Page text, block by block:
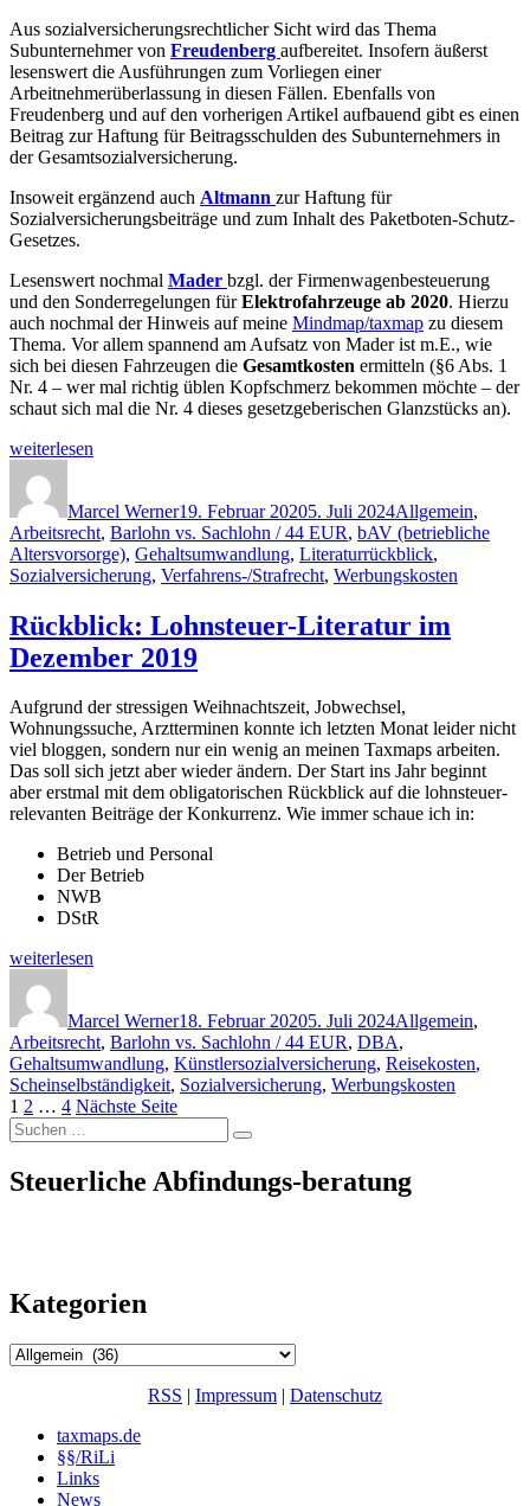
Aus sozialversicherungsrechtlicher Sicht wird das Thema
Subunternehmer von Freudenberg aufbereitet. Insofern äußerst
lesenswert die Ausführungen zum Vorliegen einer
Arbeitnehmerüberlassung in diesen Fällen. Ebenfalls von
Freudenberg und auf den vorherigen Artikel aufbauend gibt es einen
Beitrag zur Haftung für Beitragsschulden des Subunternehmers in
der Gesamtsozialversicherung.
Insoweit ergänzend auch Altmann zur Haftung für
Sozialversicherungsbeiträge und zum Inhalt des Paketboten-Schutz-
Gesetzes.
Lesenswert nochmal Mader bzgl. der Firmenwagenbesteuerung
und den Sonderregelungen fürElektrofahrzeuge ab 2020. Hierzu
auch nochmal der Hinweis auf meine Mindmap/taxmap zu diesem
Thema. Vor allem spannend am Aufsatz von Mader ist m.E., wie
sich bei diesen Fahrzeugen die Gesamtkosten ermitteln (§6 Abs. 1
Nr. 4 – wer mal richtig üblen Kopfschmerz bekommen möchte – der
schaut sich mal die Nr. 4 dieses gesetzgeberischen Glanzstücks an).
„Rückblick:
Literatur
im
Januar
2020“
weiterlesen
Marcel Werner19. Februar 20205. Juli 2024Allgemein,
Arbeitsrecht, Barlohn vs. Sachlohn / 44 EUR, bAV (betriebliche
Altersvorsorge), Gehaltsumwandlung, Literaturrückblick,
Sozialversicherung, Verfahrens-/Strafrecht, Werbungskosten
Rückblick: Lohnsteuer-Literatur im
Dezember 2019
Aufgrund der stressigen Weihnachtszeit, Jobwechsel,
Wohnungssuche, Arztterminen konnte ich letzten Monat leider nicht
viel bloggen, sondern nur ein wenig an meinen Taxmaps arbeiten.
Das soll sich jetzt aber wieder ändern. Der Start ins Jahr beginnt
aber erstmal mit dem obligatorischen Rückblick auf die lohnsteuer-
relevanten Beiträge der Konkurrenz. Wie immer schaue ich in:
Betrieb und Personal
Der Betrieb
NWB
DStR
„Rückblick:
Literatur
im
Dezember
2019“
weiterlesen
Marcel Werner18. Februar 20205. Juli 2024Allgemein,
Arbeitsrecht, Barlohn vs. Sachlohn / 44 EUR, DBA,
Gehaltsumwandlung, Künstlersozialversicherung, Reisekosten,
Scheinselbständigkeit, Sozialversicherung, Werbungskosten
Seitennummerierung
der
Beiträge
Seite
1 Seite
2 … Seite
4 Nächste Seite
Suchen
nach:
Suchen
Steuerliche Abfindungs-beratung
Kategorien
Kategorien
RSS | Impressum | Datenschutz
taxmaps.de
§§/RiLi
Links
News